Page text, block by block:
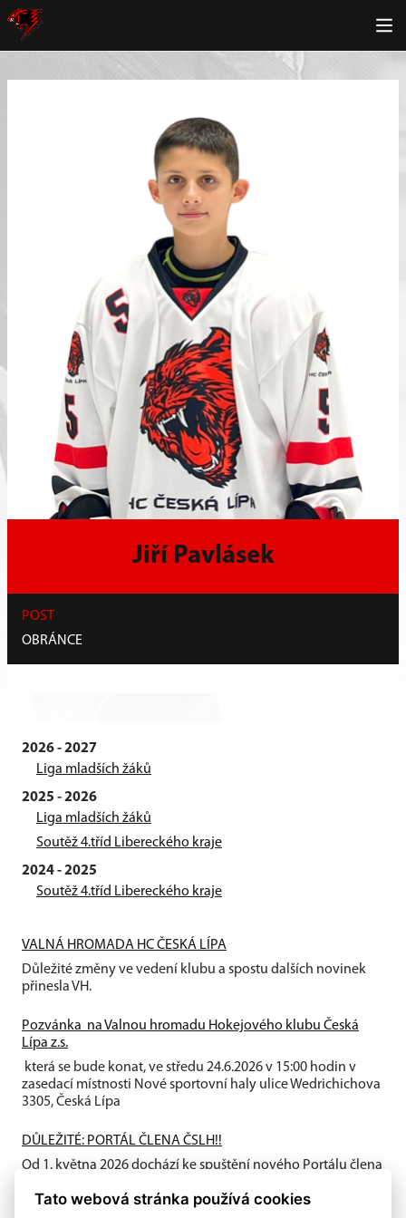
Jiří Pavlásek
POST
OBRÁNCE
2026 - 2027
Liga mladších žáků
2025 - 2026
Liga mladších žáků
Soutěž 4.tříd Libereckého kraje
2024 - 2025
Soutěž 4.tříd Libereckého kraje
VALNÁ HROMADA HC ČESKÁ LÍPA
Důležité změny ve vedení klubu a spostu dalších novinek
přinesla VH.
Pozvánka na Valnou hromadu Hokejového klubu Česká
Lípa z.s.
která se bude konat, ve středu 24.6.2026 v 15:00 hodin v
zasedací místnosti Nové sportovní haly ulice Wedrichichova
3305, Česká Lípa
DŮLEŽITÉ: PORTÁL ČLENA ČSLH!!
Od 1. května 2026 dochází ke spuštění nového Portálu člena
osob...
Tato webová stránka používá cookies